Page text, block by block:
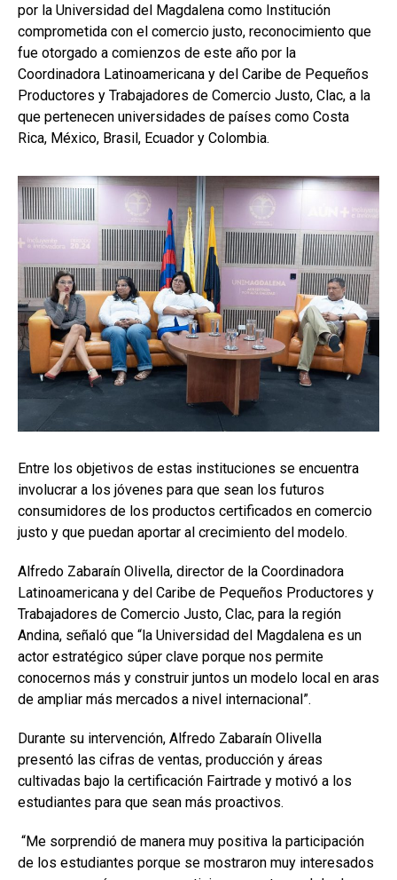
por la Universidad del Magdalena como Institución
comprometida con el comercio justo, reconocimiento que
fue otorgado a comienzos de este año por la
Coordinadora Latinoamericana y del Caribe de Pequeños
Productores y Trabajadores de Comercio Justo, Clac, a la
que pertenecen universidades de países como Costa
Rica, México, Brasil, Ecuador y Colombia.
Entre los objetivos de estas instituciones se encuentra
involucrar a los jóvenes para que sean los futuros
consumidores de los productos certificados en comercio
justo y que puedan aportar al crecimiento del modelo.
Alfredo Zabaraín Olivella, director de la Coordinadora
Latinoamericana y del Caribe de Pequeños Productores y
Trabajadores de Comercio Justo, Clac, para la región
Andina, señaló que “la Universidad del Magdalena es un
actor estratégico súper clave porque nos permite
conocernos más y construir juntos un modelo local en aras
de ampliar más mercados a nivel internacional”.
Durante su intervención, Alfredo Zabaraín Olivella
presentó las cifras de ventas, producción y áreas
cultivadas bajo la certificación Fairtrade y motivó a los
estudiantes para que sean más proactivos.
“Me sorprendió de manera muy positiva la participación
de los estudiantes porque se mostraron muy interesados